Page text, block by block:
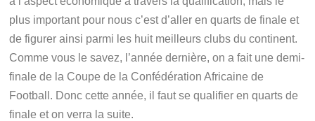
plus important pour nous c’est d’aller en quarts de finale et
de figurer ainsi parmi les huit meilleurs clubs du continent.
Comme vous le savez, l’année dernière, on a fait une demi-
finale de la Coupe de la Confédération Africaine de
Football. Donc cette année, il faut se qualifier en quarts de
finale et on verra la suite.